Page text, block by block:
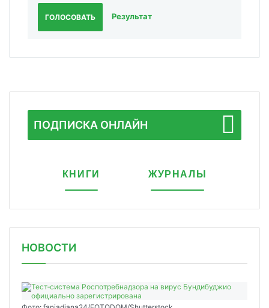
ГОЛОСОВАТЬ Результат
ПОДПИСКА ОНЛАЙН
КНИГИ ЖУРНАЛЫ
НОВОСТИ